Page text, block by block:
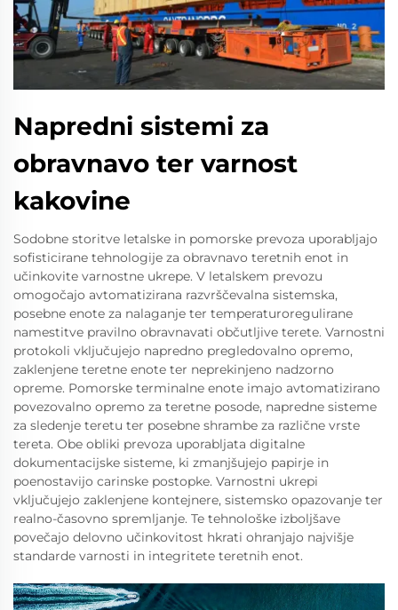
Napredni sistemi za
obravnavo ter varnost
kakovine
Sodobne storitve letalske in pomorske prevoza uporabljajo
sofisticirane tehnologije za obravnavo teretnih enot in
učinkovite varnostne ukrepe. V letalskem prevozu
omogočajo avtomatizirana razvrščevalna sistemska,
posebne enote za nalaganje ter temperaturoregulirane
namestitve pravilno obravnavati občutljive terete. Varnostni
protokoli vključujejo napredno pregledovalno opremo,
zaklenjene teretne enote ter neprekinjeno nadzorno
opreme. Pomorske terminalne enote imajo avtomatizirano
povezovalno opremo za teretne posode, napredne sisteme
za sledenje teretu ter posebne shrambe za različne vrste
tereta. Obe obliki prevoza uporabljata digitalne
dokumentacijske sisteme, ki zmanjšujejo papirje in
poenostavijo carinske postopke. Varnostni ukrepi
vključujejo zaklenjene kontejnere, sistemsko opazovanje ter
realno-časovno spremljanje. Te tehnološke izboljšave
povečajo delovno učinkovitost hkrati ohranjajo najvišje
standarde varnosti in integritete teretnih enot.